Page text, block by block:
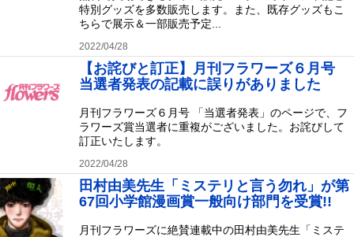
特別グッズを多数販売します。また、既存グッズもこ
ちらで展示＆一部販売予定...
2022/04/28
【お詫びと訂正】月刊フラワーズ６月号
当選者発表の記載に誤りがありました
月刊フラワーズ６月号 「当選者発表」のページで、フ
ラワーズ賞当選者に重複がございました。お詫びして
訂正いたします。
2022/04/28
田村由美先生「ミステリと言う勿れ」が第
67回小学館漫画賞一般向け部門を受賞!!
月刊フラワーズに絶賛連載中の田村由美先生「ミステ